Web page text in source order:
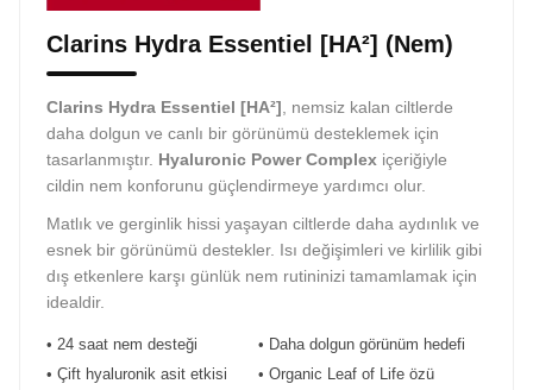
Clarins Hydra Essentiel [HA²] (Nem)
Clarins Hydra Essentiel [HA²] , nemsiz kalan ciltlerde
daha dolgun ve canlı bir görünümü desteklemek için
tasarlanmıştır. Hyaluronic Power Complex içeriğiyle
cildin nem konforunu güçlendirmeye yardımcı olur.
Matlık ve gerginlik hissi yaşayan ciltlerde daha aydınlık ve
esnek bir görünümü destekler. Isı değişimleri ve kirlilik gibi
dış etkenlere karşı günlük nem rutininizi tamamlamak için
idealdir.
• 24 saat nem desteği
• Daha dolgun görünüm hedefi
• Çift hyaluronik asit etkisi
• Organic Leaf of Life özü